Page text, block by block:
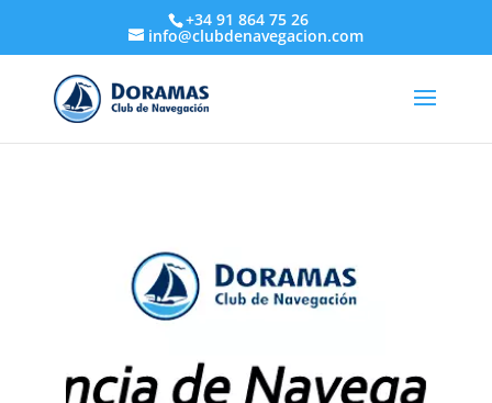
+34 91 864 75 26
info@clubdenavegacion.com